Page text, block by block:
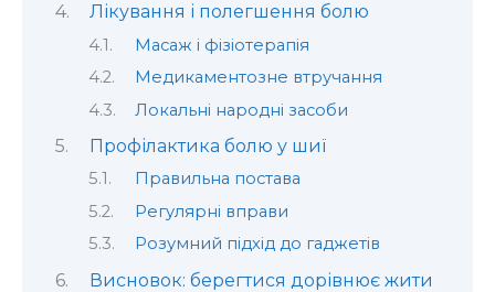
Лікування і полегшення болю
Масаж і фізіотерапія
Медикаментозне втручання
Локальні народні засоби
Профілактика болю у шиї
Правильна постава
Регулярні вправи
Розумний підхід до гаджетів
Висновок: берегтися дорівнює жити